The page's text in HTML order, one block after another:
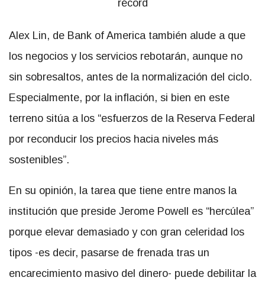
Alex Lin, de Bank of America también alude a que
los negocios y los servicios rebotarán, aunque no
sin sobresaltos, antes de la normalización del ciclo.
Especialmente, por la inflación, si bien en este
terreno sitúa a los “esfuerzos de la Reserva Federal
por reconducir los precios hacia niveles más
sostenibles”.
En su opinión, la tarea que tiene entre manos la
institución que preside Jerome Powell es “hercúlea”
porque elevar demasiado y con gran celeridad los
tipos -es decir, pasarse de frenada tras un
encarecimiento masivo del dinero- puede debilitar la